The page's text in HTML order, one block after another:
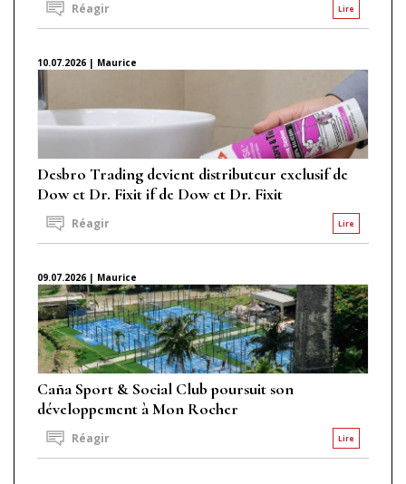
Lire
Réagir
10.07.2026 | Maurice
Desbro Trading devient distributeur exclusif de
Dow et Dr. Fixit if de Dow et Dr. Fixit
Lire
Réagir
09.07.2026 | Maurice
Caña Sport & Social Club poursuit son
développement à Mon Rocher
Lire
Réagir